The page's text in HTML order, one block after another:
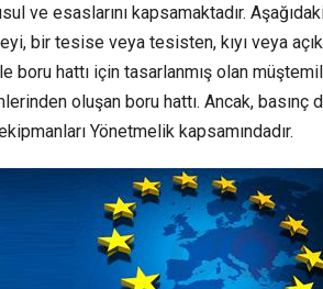
ve esaslarını kapsamaktadır.
bir tesise veya tesisten, kıyı veya açık
hattı için tasarlanmış olan
oluşan boru hattı. Ancak, basınç
Yönetmelik kapsamındadır.